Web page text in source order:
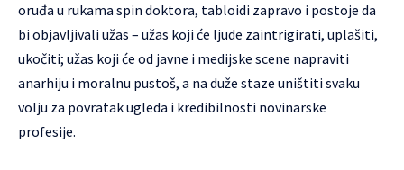
oruđa u rukama spin doktora, tabloidi zapravo i postoje da
bi objavljivali užas – užas koji će ljude zaintrigirati, uplašiti,
ukočiti; užas koji će od javne i medijske scene napraviti
anarhiju i moralnu pustoš, a na duže staze uništiti svaku
volju za povratak ugleda i kredibilnosti novinarske
profesije.